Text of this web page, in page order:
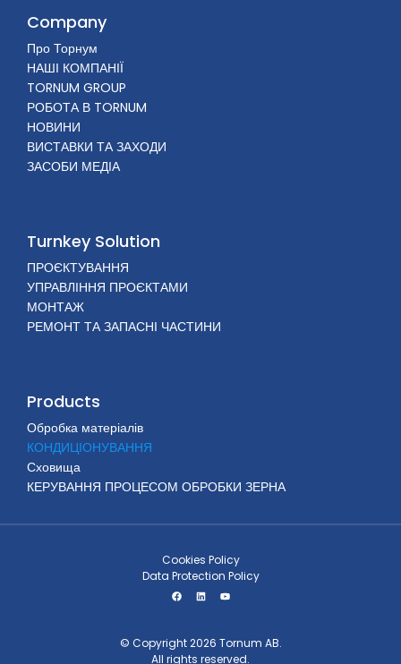
Company
Про Торнум
НАШІ КОМПАНІЇ
TORNUM GROUP
РОБОТА В TORNUM
НОВИНИ
ВИСТАВКИ ТА ЗАХОДИ
ЗАСОБИ МЕДІА
Turnkey Solution
ПРОЄКТУВАННЯ
УПРАВЛІННЯ ПРОЄКТАМИ
МОНТАЖ
РЕМОНТ ТА ЗАПАСНІ ЧАСТИНИ
Products
Обробка матеріалів
КОНДИЦІОНУВАННЯ
Сховища
КЕРУВАННЯ ПРОЦЕСОМ ОБРОБКИ ЗЕРНА
© Copyright 2026 Tornum AB.
All rights reserved.
Cookies Policy
Data Protection Policy